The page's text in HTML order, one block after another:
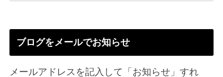
ブログをメールでお知らせ
メールアドレスを記入して「お知らせ」すれ